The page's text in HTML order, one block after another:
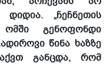
დიდია. „ჩეჩნეთის
გენოფონდი
წინა ხაზზე
განცდა, რომ